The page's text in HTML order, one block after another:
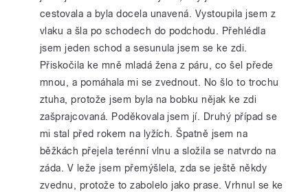
cestovala a byla docela unavená. Vystoupila jsem z
vlaku a šla po schodech do podchodu. Přehlédla
jsem jeden schod a sesunula jsem se ke zdi.
Přiskočila ke mně mladá žena z páru, co šel přede
mnou, a pomáhala mi se zvednout. No šlo to trochu
ztuha, protože jsem byla na bobku nějak ke zdi
zašprajcovaná. Poděkovala jsem jí. Druhý případ se
mi stal před rokem na lyžích. Špatně jsem na
běžkách přejela terénní vlnu a složila se natvrdo na
záda. V leže jsem přemýšlela, zda se ještě někdy
zvednu, protože to zabolelo jako prase. Vrhnul se ke